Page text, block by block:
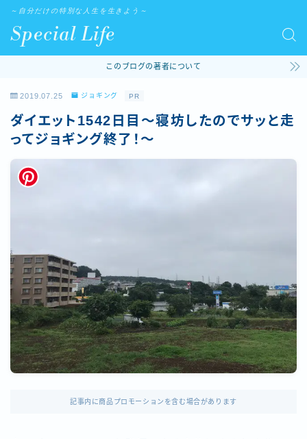
Special Life
～自分だけの特別な人生を生きよう～
このブログの著者について
2019.07.25 ジョギング PR
ダイエット1542日目～寝坊したのでサッと走
ってジョギング終了！～
記事内に商品プロモーションを含む場合があります